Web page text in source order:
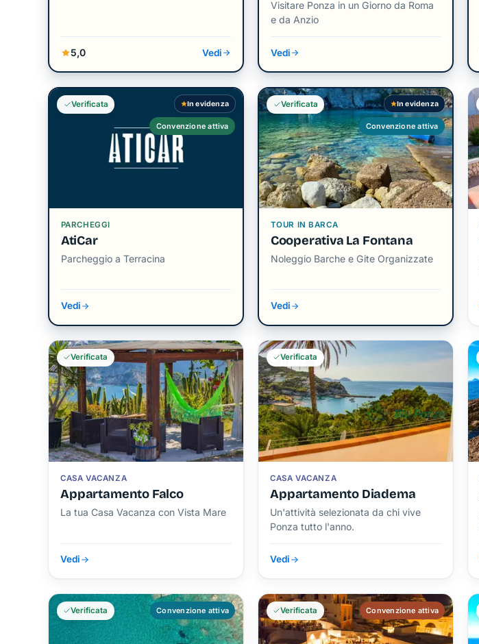
5,0 Vedi
Visitare Ponza in un Giorno da Roma
e da Anzio
Vedi
PARCHEGGI
AtiCar
Parcheggio a Terracina
Vedi
Verificata
Convenzione attiva
In evidenza
TOUR IN BARCA
Cooperativa La Fontana
Noleggio Barche e Gite Organizzate
Vedi
Verificata
Convenzione attiva
In evidenza
CASA VACANZA
Appartamento Falco
La tua Casa Vacanza con Vista Mare
Vedi
Verificata
CASA VACANZA
Appartamento Diadema
Un'attività selezionata da chi vive
Ponza tutto l'anno.
Vedi
Verificata
Verificata Convenzione attiva Verificata Convenzione attiva